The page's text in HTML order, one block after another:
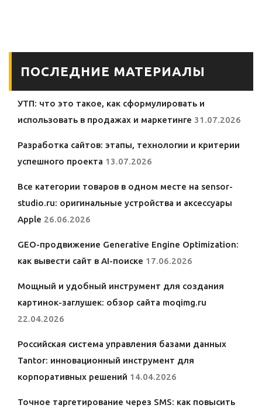
ПОСЛЕДНИЕ МАТЕРИАЛЫ
УТП: что это такое, как сформулировать и
использовать в продажах и маркетинге 31.07.2026
Разработка сайтов: этапы, технологии и критерии
успешного проекта 13.07.2026
Все категории товаров в одном месте на sensor-
studio.ru: оригинальные устройства и аксессуары
Apple 26.06.2026
GEO-продвижение Generative Engine Optimization:
как вывести сайт в AI-поиске 17.06.2026
Мощный и удобный инструмент для создания
картинок-заглушек: обзор сайта moqimg.ru
22.04.2026
Российская система управления базами данных
Tantor: инновационный инструмент для
корпоративных решений 14.04.2026
Точное таргетирование через SMS: как повысить